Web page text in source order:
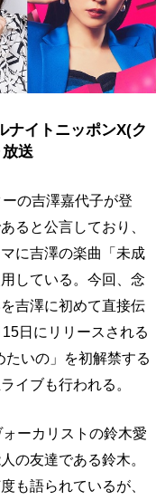
ナイトニッポンX(ク
送
の吉澤嘉代子が登
ると公言しており、
に吉澤の楽曲「未成
している。今回、念
吉澤に初めて直接伝
日にリリースされる
いの」を初解禁する
イブも行われる。
ーカリストの鈴木愛
の友達である鈴木。
も語られているが、